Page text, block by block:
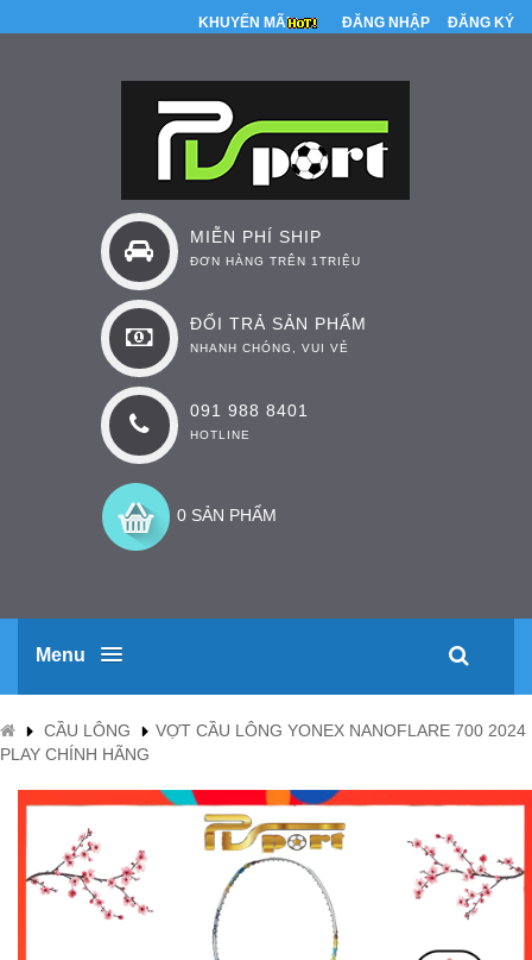
KHUYẾN MÃI ĐĂNG NHẬP ĐĂNG KÝ
MIỄN PHÍ SHIP
ĐƠN HÀNG TRÊN 1TRIỆU
ĐỔI TRẢ SẢN PHẨM
NHANH CHÓNG, VUI VẺ
091 988 8401
HOTLINE
0 SẢN PHẨM
Menu
CẦU LÔNG
VỢT CẦU LÔNG YONEX NANOFLARE 700 2024
PLAY CHÍNH HÃNG